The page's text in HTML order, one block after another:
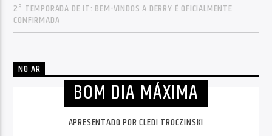
2ª TEMPORADA DE IT: BEM-VINDOS A DERRY É OFICIALMENTE
CONFIRMADA
NO AR
BOM DIA MÁXIMA
APRESENTADO POR CLEDI TROCZINSKI